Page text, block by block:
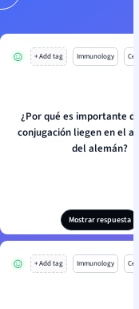
+ Add tag Immunology
¿Por qué es importante
conjugación liegen en el
del alemán?
Mostrar respuesta
+ Add tag Immunology